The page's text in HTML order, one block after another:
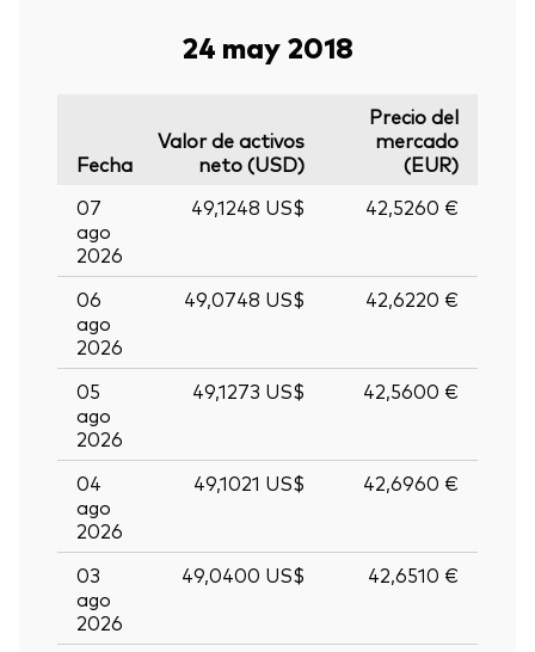
24 may 2018
Fecha
Valor de activos
neto (USD)
Precio del
mercado
(EUR)
07
ago
2026
49,1248 US$ 42,5260 €
06
ago
2026
49,0748 US$ 42,6220 €
05
ago
2026
49,1273 US$ 42,5600 €
04
ago
2026
49,1021 US$ 42,6960 €
03
ago
2026
49,0400 US$ 42,6510 €